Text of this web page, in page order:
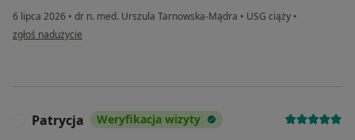
6 lipca 2026 • dr n. med. Urszula Tarnowska-Mądra • USG ciąży •
w opinii użytkownika W
zgłoś nadużycie
Patrycja Weryfikacja wizyty